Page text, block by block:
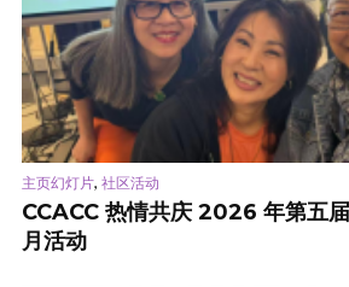
主页幻灯片, 社区活动
CCACC 热情共庆 2026 年第五
月活动